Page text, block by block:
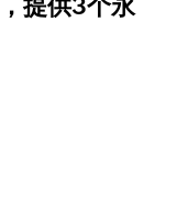
提供3个永